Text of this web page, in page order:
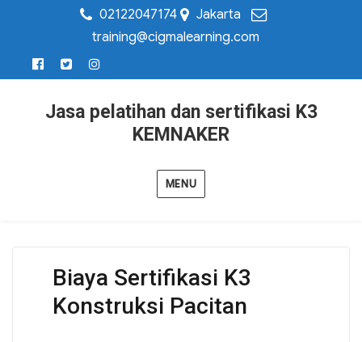
02122047174
Jakarta
training@cigmalearning.com
Jasa pelatihan dan sertifikasi K3
KEMNAKER
MENU
Biaya Sertifikasi K3
Konstruksi Pacitan